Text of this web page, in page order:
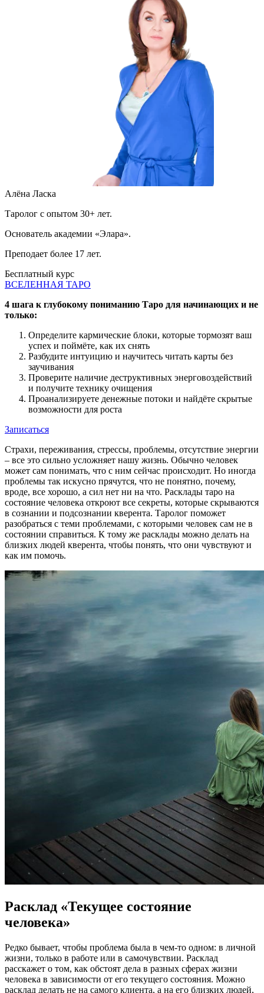
Алёна Ласка
Таролог с опытом 30+ лет.
Основатель академии «Элара».
Преподает более 17 лет.
Бесплатный курс
ВСЕЛЕННАЯ ТАРО
4 шага к глубокому пониманию Таро для начинающих и не
только:
Определите кармические блоки, которые тормозят ваш
успех и поймёте, как их снять
Разбудите интуицию и научитесь читать карты без
заучивания
Проверите наличие деструктивных энерговоздействий
и получите технику очищения
Проанализируете денежные потоки и найдёте скрытые
возможности для роста
Записаться
Страхи, переживания, стрессы, проблемы, отсутствие энергии
– все это сильно усложняет нашу жизнь. Обычно человек
может сам понимать, что с ним сейчас происходит. Но иногда
проблемы так искусно прячутся, что не понятно, почему,
вроде, все хорошо, а сил нет ни на что. Расклады таро на
состояние человека откроют все секреты, которые скрываются
в сознании и подсознании кверента. Таролог поможет
разобраться с теми проблемами, с которыми человек сам не в
состоянии справиться. К тому же расклады можно делать на
близких людей кверента, чтобы понять, что они чувствуют и
как им помочь.
Расклад «Текущее состояние
человека»
Редко бывает, чтобы проблема была в чем-то одном: в личной
жизни, только в работе или в самочувствии. Расклад
расскажет о том, как обстоят дела в разных сферах жизни
человека в зависимости от его текущего состояния. Можно
расклад делать не на самого клиента, а на его близких людей,